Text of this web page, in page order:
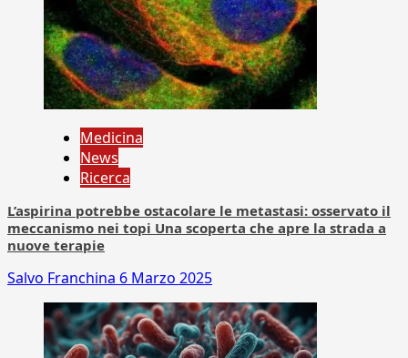
Medicina
News
Ricerca
L’aspirina potrebbe ostacolare le metastasi: osservato il
meccanismo nei topi Una scoperta che apre la strada a
nuove terapie
Salvo Franchina 6 Marzo 2025